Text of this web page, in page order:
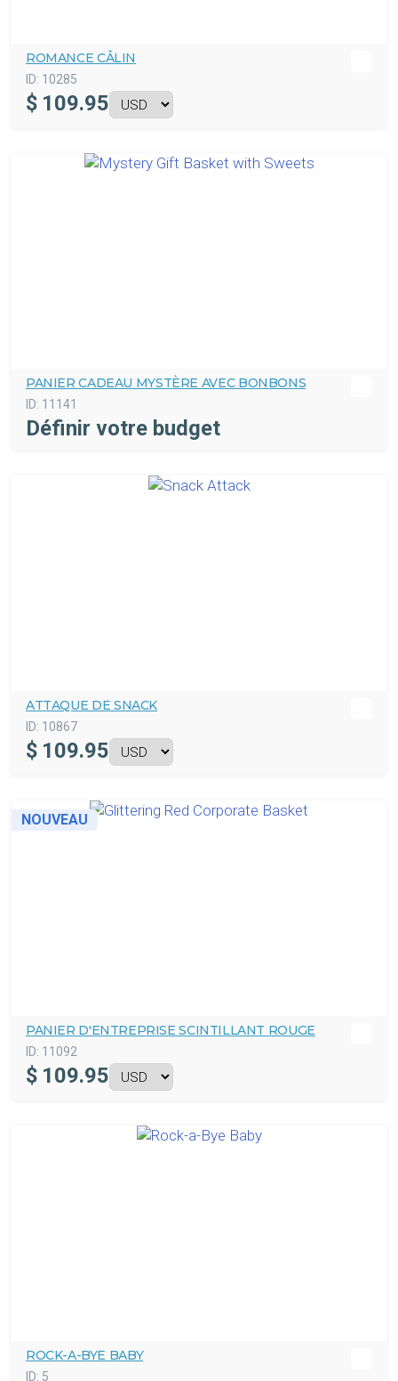
ROMANCE CÂLIN
ID: 10285
$ 109.95
PANIER CADEAU MYSTÈRE AVEC BONBONS
ID: 11141
Définir votre budget
ATTAQUE DE SNACK
ID: 10867
$ 109.95
NOUVEAU
PANIER D'ENTREPRISE SCINTILLANT ROUGE
ID: 11092
$ 109.95
ROCK-A-BYE BABY
ID: 5